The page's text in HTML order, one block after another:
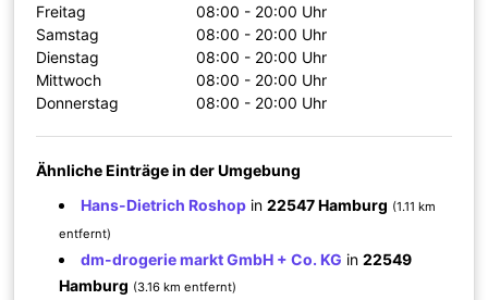
Freitag
08:00 - 20:00 Uhr
Samstag
08:00 - 20:00 Uhr
Dienstag
08:00 - 20:00 Uhr
Mittwoch
08:00 - 20:00 Uhr
Donnerstag
08:00 - 20:00 Uhr
Ähnliche Einträge in der Umgebung
Hans-Dietrich Roshop in22547 Hamburg (1.11 km
entfernt)
dm-drogerie markt GmbH + Co. KG in22549
Hamburg (3.16 km entfernt)